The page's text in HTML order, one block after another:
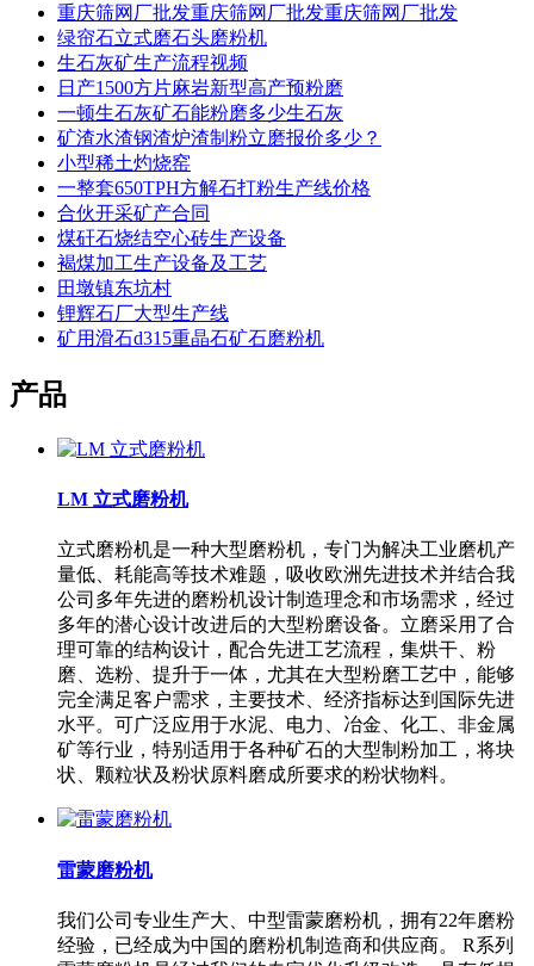
重庆筛网厂批发重庆筛网厂批发重庆筛网厂批发
绿帘石立式磨石头磨粉机
生石灰矿生产流程视频
日产1500方片麻岩新型高产预粉磨
一顿生石灰矿石能粉磨多少生石灰
矿渣水渣钢渣炉渣制粉立磨报价多少？
小型稀土灼烧窑
一整套650TPH方解石打粉生产线价格
合伙开采矿产合同
煤矸石烧结空心砖生产设备
褐煤加工生产设备及工艺
田墩镇东坑村
锂辉石厂大型生产线
矿用滑石d315重晶石矿石磨粉机
产品
LM 立式磨粉机
立式磨粉机是一种大型磨粉机，专门为解决工业磨机产
量低、耗能高等技术难题，吸收欧洲先进技术并结合我
公司多年先进的磨粉机设计制造理念和市场需求，经过
多年的潜心设计改进后的大型粉磨设备。立磨采用了合
理可靠的结构设计，配合先进工艺流程，集烘干、粉
磨、选粉、提升于一体，尤其在大型粉磨工艺中，能够
完全满足客户需求，主要技术、经济指标达到国际先进
水平。可广泛应用于水泥、电力、冶金、化工、非金属
矿等行业，特别适用于各种矿石的大型制粉加工，将块
状、颗粒状及粉状原料磨成所要求的粉状物料。
雷蒙磨粉机
我们公司专业生产大、中型雷蒙磨粉机，拥有22年磨粉
经验，已经成为中国的磨粉机制造商和供应商。 R系列